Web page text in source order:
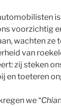
voorzichtig
wachten ze
van
zij steken
en toeteren
we “